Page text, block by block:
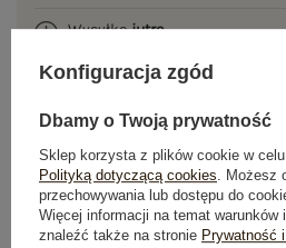
Wysyłkajutro
100 dni na zwrot
OPIS PRODUKTU
GŁÓWNE PARAMETRY
Konfiguracja zgód
Dbamy o Twoją prywatność
Sklep korzysta z plików cookie w
Polityką dotyczącą cookies. Możesz
przechowywania lub dostępu do
Więcej informacji na temat warunków
znaleźć także na stronie Prywatność